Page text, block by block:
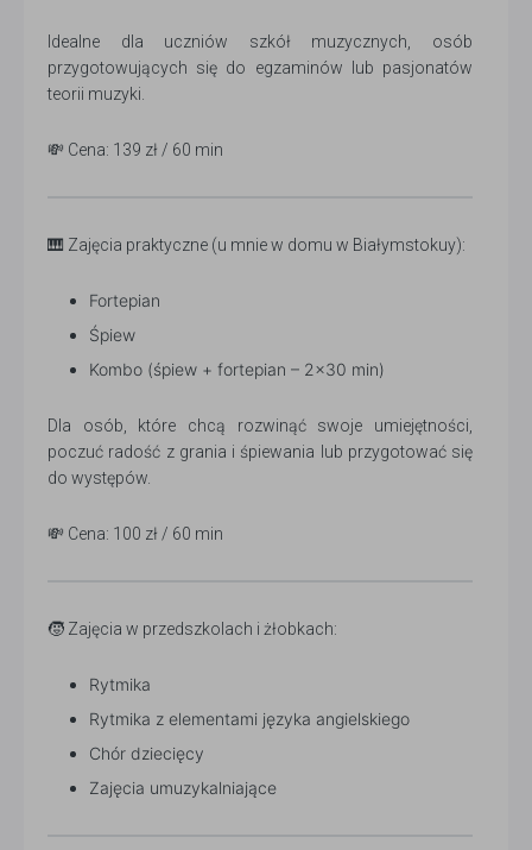
Idealne dla uczniów szkół muzycznych, osób
przygotowujących się do egzaminów lub pasjonatów
teorii muzyki.
💸 Cena: 139 zł / 60 min
🎹 Zajęcia praktyczne (u mnie w domu w Białymstokuy):
Fortepian
Śpiew
Kombo (śpiew + fortepian – 2×30 min)
Dla osób, które chcą rozwinąć swoje umiejętności,
poczuć radość z grania i śpiewania lub przygotować się
do występów.
💸 Cena: 100 zł / 60 min
🧒 Zajęcia w przedszkolach i żłobkach:
Rytmika
Rytmika z elementami języka angielskiego
Chór dziecięcy
Zajęcia umuzykalniające